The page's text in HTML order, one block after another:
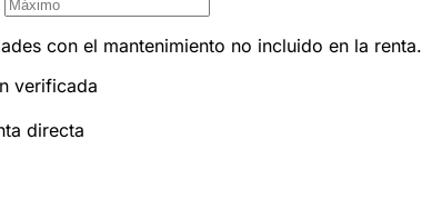
con el mantenimiento no incluido en la renta.
verificada
directa